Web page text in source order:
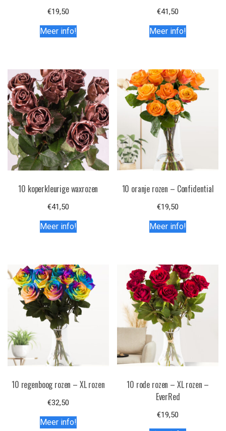
€19,50
Meer info!
€41,50
Meer info!
10 koperkleurige waxrozen
€41,50
Meer info!
10 oranje rozen – Confidential
€19,50
Meer info!
10 regenboog rozen – XL rozen
€32,50
Meer info!
10 rode rozen – XL rozen –
EverRed
€19,50